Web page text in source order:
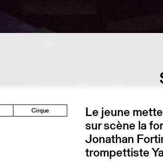
Cirque
Le jeune
sur scène la
Jonathan
trompettiste